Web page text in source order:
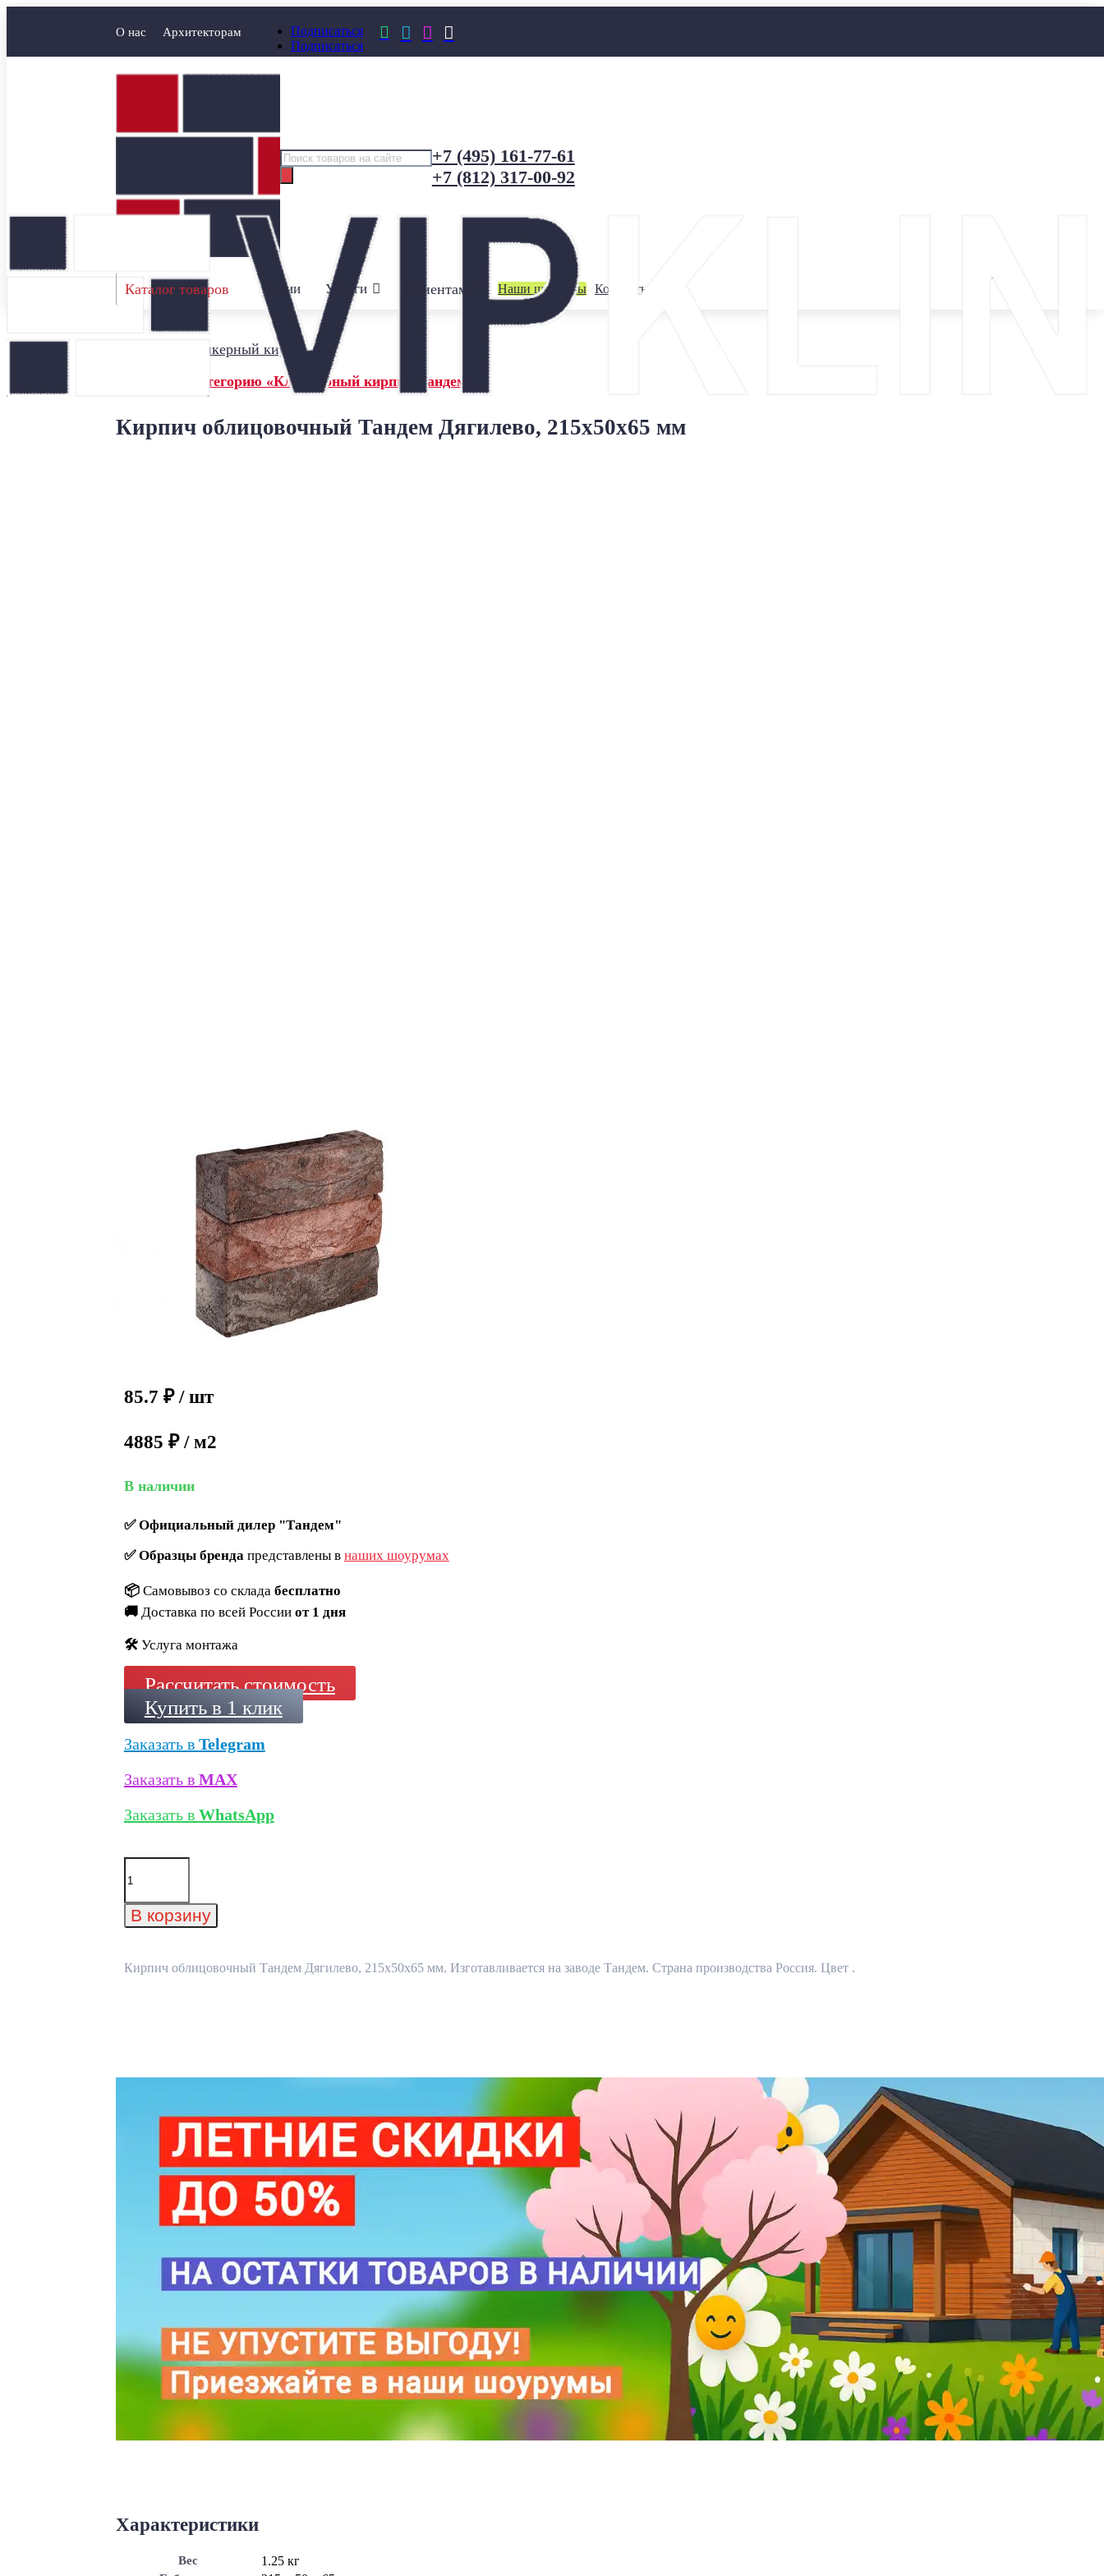
О нас Архитекторам
Подписаться
Подписаться
   
Поиск
товаров
+7 (495) 161-77-61
+7 (812) 317-00-92
Каталог товаров Акции Услуги Клиентам Наши шоурумы Контакты
Клинкерный кирпич/
← Назад в категорию «Клинкерный кирпич Тандем»
Кирпич облицовочный Тандем Дягилево, 215x50x65 мм
85.7 ₽ / шт
4885 ₽ / м2
В наличии
✅Официальный дилер "Тандем"
✅Образцы брендапредставлены в наших шоурумах
📦 Самовывоз со склада бесплатно
🚚 Доставка по всей России от 1 дня
🛠️ Услуга монтажа
Рассчитать стоимость
Купить в 1 клик
Заказать в Telegram
Заказать в MAX
Заказать в WhatsApp
Количество
товара
облицовочный
Тандем
мм
В корзину
Кирпич облицовочный Тандем Дягилево, 215x50x65 мм. Изготавливается на заводе Тандем. Страна производства Россия. Цвет .
Характеристики
Вес 1.25 кг